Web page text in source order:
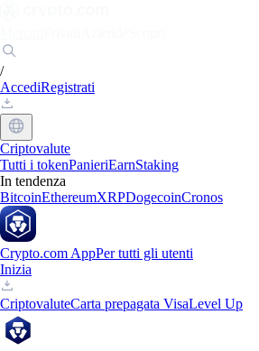
/
AccediRegistrati
Criptovalute
Tutti i tokenPanieriEarnStaking
In tendenza
BitcoinEthereumXRPDogecoinCronos
Crypto.com AppPer tutti gli utenti
Inizia
CriptovaluteCarta prepagata VisaLevel Up